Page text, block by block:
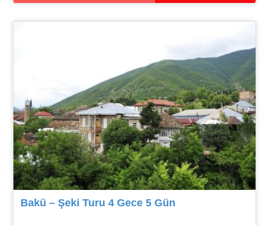
Bakü – Şeki Turu 4 Gece 5 Gün